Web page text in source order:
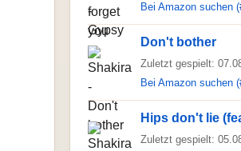
Bei Amazon suchen
Don't bother
Zuletzt gespielt:
Bei Amazon suchen
Hips don't lie
Zuletzt gespielt: